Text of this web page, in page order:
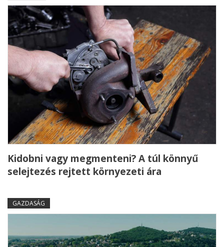
Kidobni vagy megmenteni? A túl könnyű
selejtezés rejtett környezeti ára
GAZDASÁG